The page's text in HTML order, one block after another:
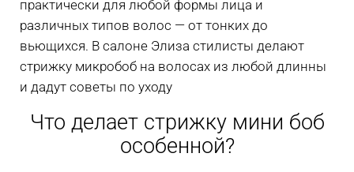
практически для любой формы лица и
различных типов волос — от тонких до
вьющихся. В салоне Элиза стилисты делают
стрижку микробоб на волосах из любой длинны
и дадут советы по уходу
Что делает стрижку мини боб
особенной?